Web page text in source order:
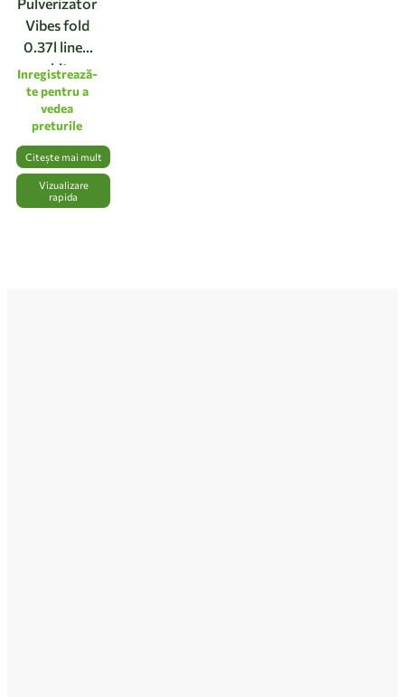
Vibes fold
0.37l linen
white
Inregistrează-
te pentru a
vedea
preturile
Citește mai mult
Vizualizare
rapida